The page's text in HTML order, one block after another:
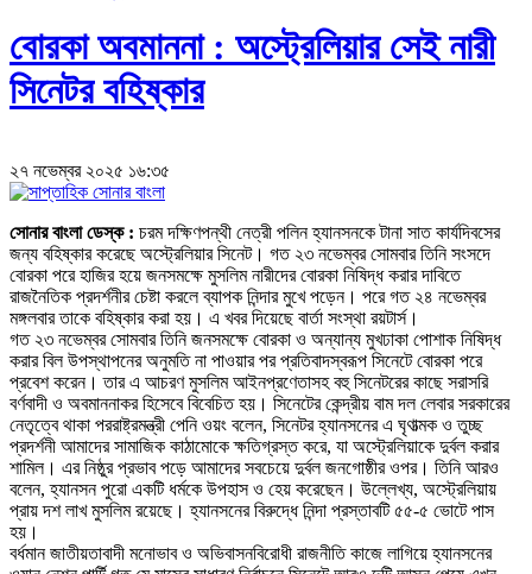
বোরকা অবমাননা : অস্ট্রেলিয়ার সেই নারী
সিনেটর বহিষ্কার
২৭ নভেম্বর ২০২৫ ১৬:৩৫
সোনার বাংলা ডেস্ক : চরম দক্ষিণপন্থী নেত্রী পলিন হ্যানসনকে টানা সাত কার্যদিবসের
জন্য বহিষ্কার করেছে অস্ট্রেলিয়ার সিনেট। গত ২৩ নভেম্বর সোমবার তিনি সংসদে
বোরকা পরে হাজির হয়ে জনসমক্ষে মুসলিম নারীদের বোরকা নিষিদ্ধ করার দাবিতে
রাজনৈতিক প্রদর্শনীর চেষ্টা করলে ব্যাপক নিন্দার মুখে পড়েন। পরে গত ২৪ নভেম্বর
মঙ্গলবার তাকে বহিষ্কার করা হয়। এ খবর দিয়েছে বার্তা সংস্থা রয়টার্স।
গত ২৩ নভেম্বর সোমবার তিনি জনসমক্ষে বোরকা ও অন্যান্য মুখঢাকা পোশাক নিষিদ্ধ
করার বিল উপস্থাপনের অনুমতি না পাওয়ার পর প্রতিবাদস্বরূপ সিনেটে বোরকা পরে
প্রবেশ করেন। তার এ আচরণ মুসলিম আইনপ্রণেতাসহ বহু সিনেটরের কাছে সরাসরি
বর্ণবাদী ও অবমাননাকর হিসেবে বিবেচিত হয়। সিনেটের কেন্দ্রীয় বাম দল লেবার সরকারের
নেতৃত্বে থাকা পররাষ্ট্রমন্ত্রী পেনি ওয়ং বলেন, সিনেটর হ্যানসনের এ ঘৃণাত্মক ও তুচ্ছ
প্রদর্শনী আমাদের সামাজিক কাঠামোকে ক্ষতিগ্রস্ত করে, যা অস্ট্রেলিয়াকে দুর্বল করার
শামিল। এর নিষ্ঠুর প্রভাব পড়ে আমাদের সবচেয়ে দুর্বল জনগোষ্ঠীর ওপর। তিনি আরও
বলেন, হ্যানসন পুরো একটি ধর্মকে উপহাস ও হেয় করেছেন। উল্লেখ্য, অস্ট্রেলিয়ায়
প্রায় দশ লাখ মুসলিম রয়েছে। হ্যানসনের বিরুদ্ধে নিন্দা প্রস্তাবটি ৫৫-৫ ভোটে পাস
হয়।
বর্ধমান জাতীয়তাবাদী মনোভাব ও অভিবাসনবিরোধী রাজনীতি কাজে লাগিয়ে হ্যানসনের